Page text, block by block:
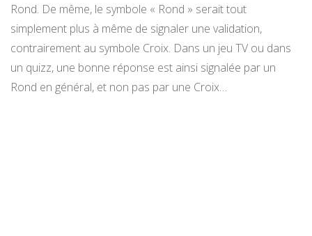
Rond. De même, le symbole « Rond » serait tout
simplement plus à même de signaler une validation,
contrairement au symbole Croix. Dans un jeu TV ou dans
un quizz, une bonne réponse est ainsi signalée par un
Rond en général, et non pas par une Croix…